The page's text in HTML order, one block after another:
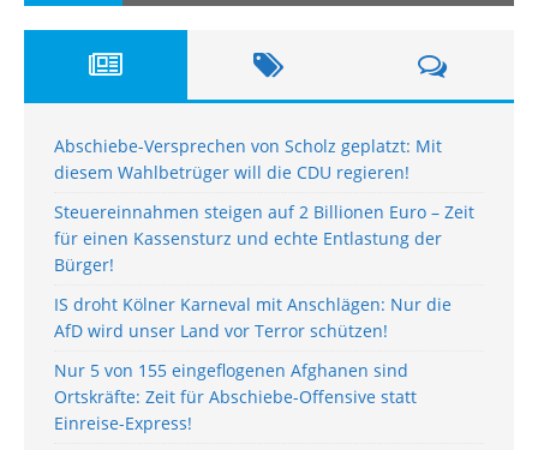
Abschiebe-Versprechen von Scholz geplatzt: Mit
diesem Wahlbetrüger will die CDU regieren!
Steuereinnahmen steigen auf 2 Billionen Euro – Zeit
für einen Kassensturz und echte Entlastung der
Bürger!
IS droht Kölner Karneval mit Anschlägen: Nur die
AfD wird unser Land vor Terror schützen!
Nur 5 von 155 eingeflogenen Afghanen sind
Ortskräfte: Zeit für Abschiebe-Offensive statt
Einreise-Express!